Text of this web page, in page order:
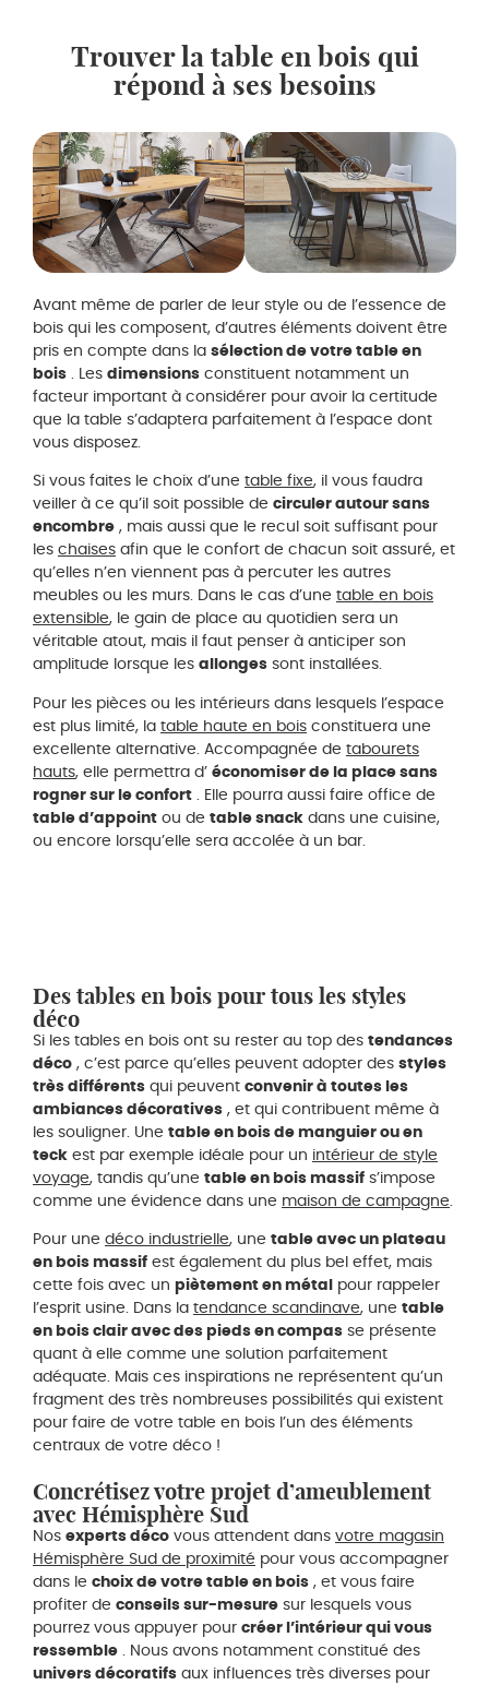
Trouver la table en bois qui
répond à ses besoins
Avant même de parler de leur style ou de l’essence de
bois qui les composent, d’autres éléments doivent être
pris en compte dans la sélection de votre table en
bois . Les dimensions constituent notamment un
facteur important à considérer pour avoir la certitude
que la table s’adaptera parfaitement à l’espace dont
vous disposez.
Si vous faites le choix d’une table fixe, il vous faudra
veiller à ce qu’il soit possible de circuler autour sans
encombre , mais aussi que le recul soit suffisant pour
les chaises afin que le confort de chacun soit assuré, et
qu’elles n’en viennent pas à percuter les autres
meubles ou les murs. Dans le cas d’une table en bois
extensible, le gain de place au quotidien sera un
véritable atout, mais il faut penser à anticiper son
amplitude lorsque les allonges sont installées.
Pour les pièces ou les intérieurs dans lesquels l’espace
est plus limité, la table haute en bois constituera une
excellente alternative. Accompagnée de tabourets
hauts, elle permettra d’ économiser de la place sans
rogner sur le confort . Elle pourra aussi faire office de
table d’appoint ou de table snack dans une cuisine,
ou encore lorsqu’elle sera accolée à un bar.
Des tables en bois pour tous les styles
déco
Si les tables en bois ont su rester au top des tendances
déco , c’est parce qu’elles peuvent adopter des styles
très différents qui peuvent convenir à toutes les
ambiances décoratives , et qui contribuent même à
les souligner. Une table en bois de manguier ou en
teck est par exemple idéale pour un intérieur de style
voyage, tandis qu’une table en bois massif s’impose
comme une évidence dans une maison de campagne
Pour une déco industrielle, une table avec un plateau
en bois massif est également du plus bel effet, mais
cette fois avec un piètement en métal
pour rappeler
l’esprit usine. Dans la tendance scandinave, une table
en bois clair avec des pieds en compas se présente
quant à elle comme une solution parfaitement
adéquate. Mais ces inspirations ne représentent qu’un
fragment des très nombreuses possibilités qui existent
pour faire de votre table en bois l’un des éléments
centraux de votre déco !
Concrétisez votre projet d’ameublement
avec Hémisphère Sud
Nos experts déco vous attendent dans votre magasin
Hémisphère Sud de proximité pour vous accompagner
dans le choix de votre table en bois , et vous faire
profiter de conseils sur-mesure sur lesquels vous
pourrez vous appuyer pour créer l’intérieur qui vous
ressemble . Nous avons notamment constitué des
univers décoratifs aux influences très diverses pour